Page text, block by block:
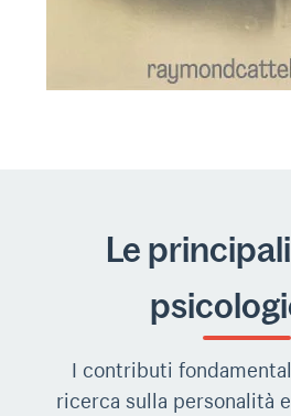
Le
I contributi
ricerca sulla personalità